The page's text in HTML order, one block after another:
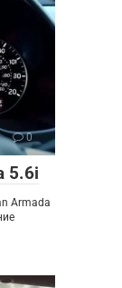
0
5.6i
Armada